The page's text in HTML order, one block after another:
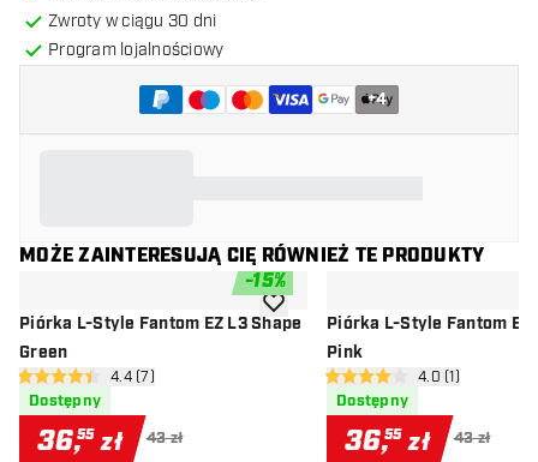
Zwroty w ciągu 30 dni
Program lojalnościowy
+4
MOŻE ZAINTERESUJĄ CIĘ RÓWNIEŻ TE PRODUKTY
-15%
Piórka L-Style Fantom EZ L3 Shape
Green
otwórz panel recenzji
4.4 gwiazdki oceny
4.4 (7)
Dostępny
36,55 zł 43 zł
dodaj do listy życzeń
Piórka L-Style Fantom EZ
Pink
otwórz panel
4 gwiazdki oceny
4.0 (1)
Dostępny
36,55 zł 43 zł